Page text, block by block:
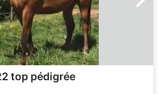
top pédigrée